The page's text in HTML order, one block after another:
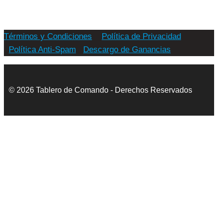
Términos y Condiciones
Política de Privacidad
Política Anti-Spam
Descargo de Ganancias
© 2026 Tablero de Comando - Derechos Reservados